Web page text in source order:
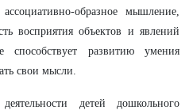
образное мышление,
восприятия объектов и явлений
развитию умения
свои мысли.
детей дошкольного